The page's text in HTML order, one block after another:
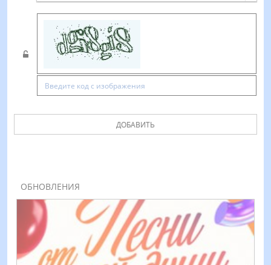
ДОБАВИТЬ
ОБНОВЛЕНИЯ